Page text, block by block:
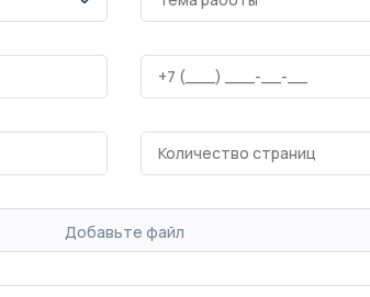
Добавьте файл